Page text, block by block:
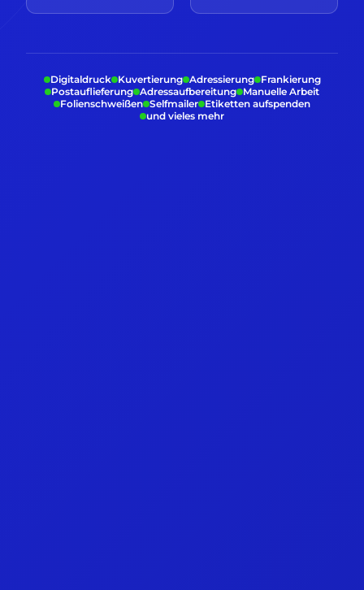
Digitaldruck Kuvertierung Adressierung Frankierung
Postauflieferung Adressaufbereitung Manuelle Arbeit
Folienschweißen Selfmailer Etiketten aufspenden
und vieles mehr